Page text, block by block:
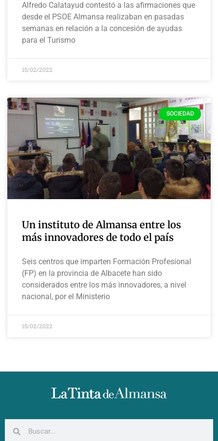
Alfredo Calatayud contestó a las afirmaciones que
desde el PSOE Almansa realizaban en pasadas
semanas en relación a la concesión de ayudas
para el Turismo
15/02/2022
SOCIEDAD
Un instituto de Almansa entre los
más innovadores de todo el país
Seis centros que imparten Formación Profesional
(FP) en la provincia de Albacete han sido
considerados entre los más innovadores, a nivel
nacional, por el Ministerio
15/02/2022